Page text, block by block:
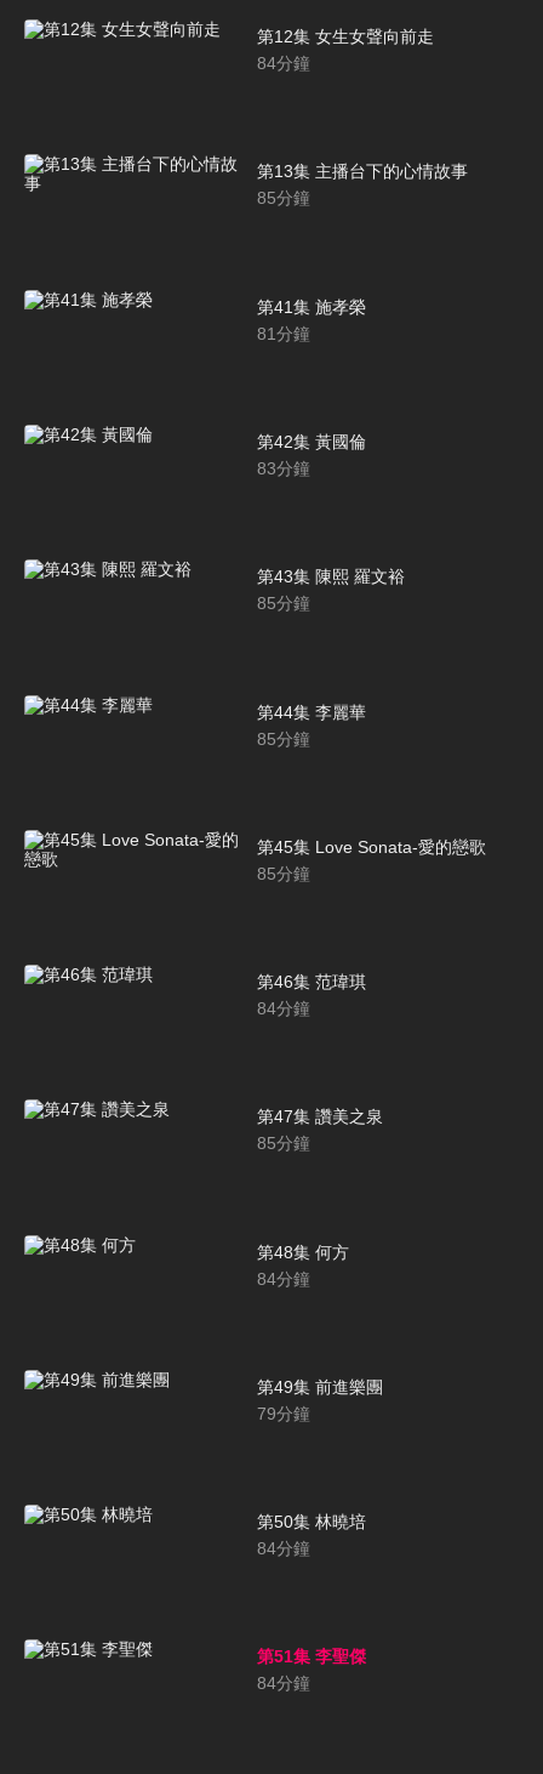
第12集 女生女聲向前走
84分鐘
第13集 主播台下的心情故事
85分鐘
第41集 施孝榮
81分鐘
第42集 黃國倫
83分鐘
第43集 陳熙 羅文裕
85分鐘
第44集 李麗華
85分鐘
第45集 Love Sonata-愛的戀歌
85分鐘
第46集 范瑋琪
84分鐘
第47集 讚美之泉
85分鐘
第48集 何方
84分鐘
第49集 前進樂團
79分鐘
第50集 林曉培
84分鐘
第51集 李聖傑
84分鐘